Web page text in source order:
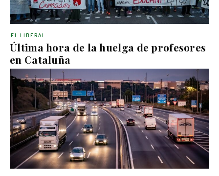
Última hora de la huelga de profesores
en Cataluña
EL LIBERAL